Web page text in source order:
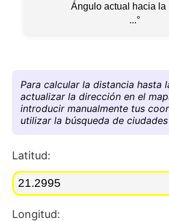
Ángulo actual hacia la
...°
Para calcular la distancia hasta
actualizar la dirección en el
introducir manualmente tus
utilizar la búsqueda de
Latitud:
Longitud: